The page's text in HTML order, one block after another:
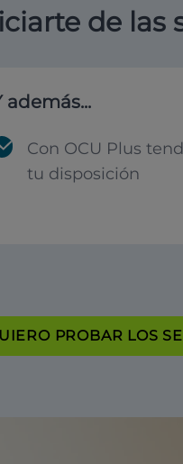
de las
además...
Con OCU Plus
tu disposición
PROBAR LOS